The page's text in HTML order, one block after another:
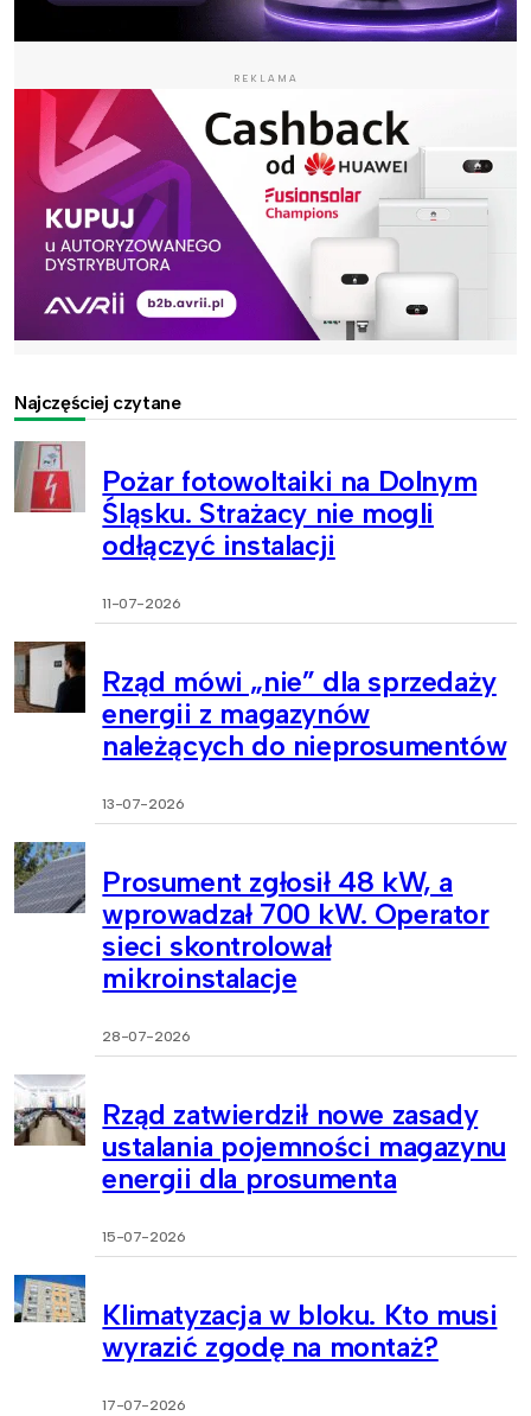
REKLAMA
Najczęściej czytane
Pożar fotowoltaiki na Dolnym
Śląsku. Strażacy nie mogli
odłączyć instalacji
11-07-2026
Rząd mówi „nie” dla sprzedaży
energii z magazynów
należących do nieprosumentów
13-07-2026
Prosument zgłosił 48 kW, a
wprowadzał 700 kW. Operator
sieci skontrolował
mikroinstalacje
28-07-2026
Rząd zatwierdził nowe zasady
ustalania pojemności magazynu
energii dla prosumenta
15-07-2026
Klimatyzacja w bloku. Kto musi
wyrazić zgodę na montaż?
17-07-2026